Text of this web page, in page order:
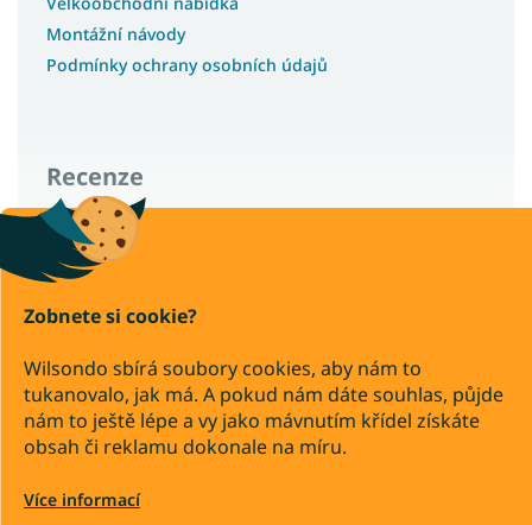
Zobnete si cookie?
Wilsondo sbírá soubory cookies, aby nám to
tukanovalo, jak má. A pokud nám dáte souhlas, půjde
nám to ještě lépe a vy jako mávnutím křídel získáte
obsah či reklamu dokonale na míru.
Více informací
Montážní návody
Podmínky ochrany osobních údajů
Recenze
Wilsondo – recenze a zkušenosti zákazníků
Převod Dobírka
Wilsondo.cz
. Všechna práva vyhrazena.
Upravit nastavení cookies